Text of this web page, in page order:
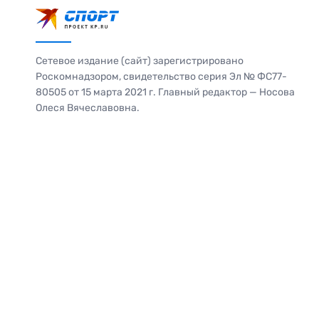
Сетевое издание (сайт) зарегистрировано
Роскомнадзором, свидетельство серия Эл № ФС77-
80505 от 15 марта 2021 г. Главный редактор — Носова
Олеся Вячеславовна.